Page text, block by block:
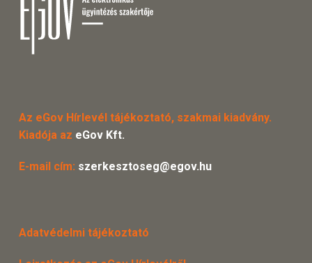
Az eGov Hírlevél tájékoztató, szakmai kiadvány.
Kiadója az eGov Kft.
E-mail cím: szerkesztoseg@egov.hu
Adatvédelmi tájékoztató